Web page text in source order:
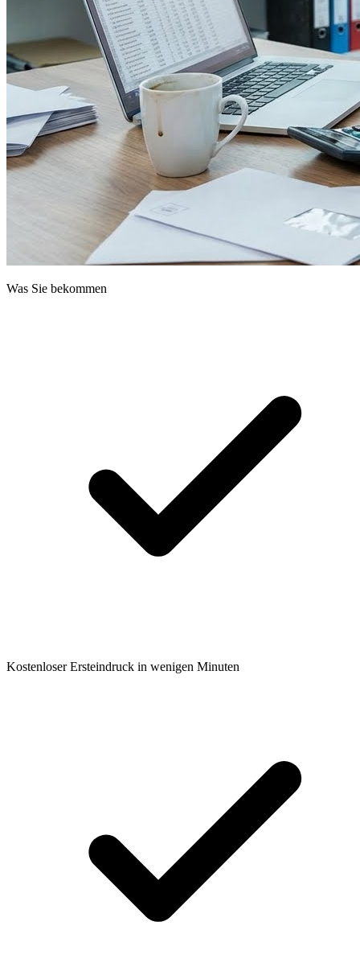
Was Sie bekommen
Kostenloser Ersteindruck in wenigen Minuten